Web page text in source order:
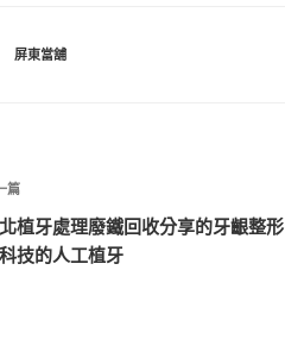
分
屏東當舖
篇
植牙處理廢鐵回收分享的牙齦整形
技的人工植牙